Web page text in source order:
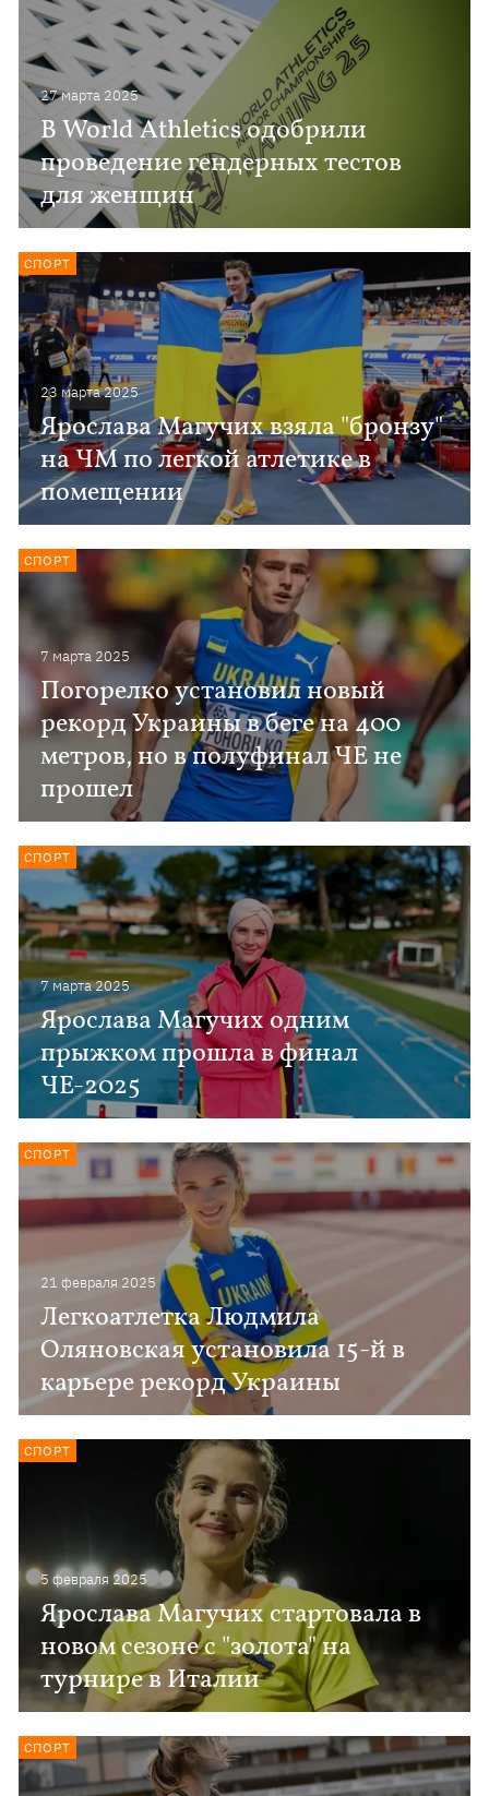
27 марта 2025
В World Athletics одобрили
проведение гендерных тестов
для женщин
23 марта 2025
Ярослава Магучих взяла "бронзу"
на ЧМ по легкой атлетике в
помещении
СПОРТ
7 марта 2025
Погорелко установил новый
рекорд Украины в беге на 400
метров, но в полуфинал ЧЕ не
прошел
СПОРТ
7 марта 2025
Ярослава Магучих одним
прыжком прошла в финал
ЧЕ-2025
СПОРТ
21 февраля 2025
Легкоатлетка Людмила
Оляновская установила 15-й в
карьере рекорд Украины
СПОРТ
5 февраля 2025
Ярослава Магучих стартовала в
новом сезоне с "золота" на
турнире в Италии
СПОРТ
СПОРТ